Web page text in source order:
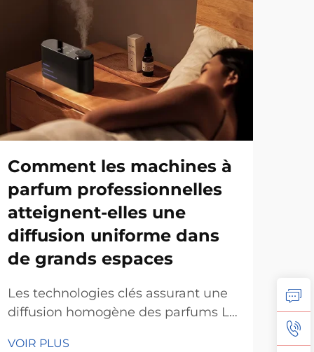
Comment les machines à
parfum professionnelles
atteignent-elles une
diffusion uniforme dans
de grands espaces
Les technologies clés assurant une
diffusion homogène des parfums La
VOIR PLUS